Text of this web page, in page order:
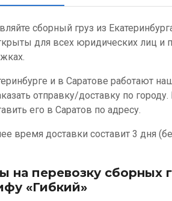
сборный груз из
для всех юридических лиц и
и в Саратове работают
отправку/доставку по
его в Саратов по адресу.
время доставки составит 3 дня
на перевозку сборных
«Гибкий»